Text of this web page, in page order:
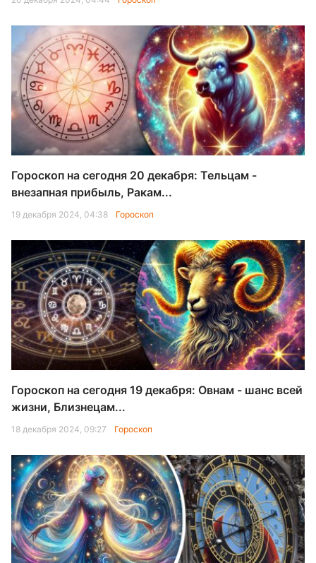
Гороскоп на сегодня 20 декабря: Тельцам -
внезапная прибыль, Ракам...
19 декабря 2024, 04:38 Гороскоп
Гороскоп на сегодня 19 декабря: Овнам - шанс всей
жизни, Близнецам...
18 декабря 2024, 09:27 Гороскоп